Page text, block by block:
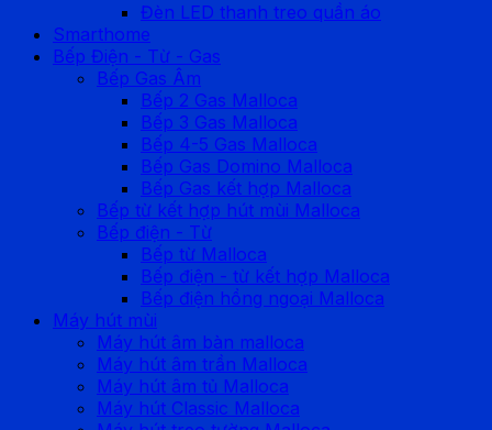
Đèn LED thanh treo quần áo
Smarthome
Bếp Điện - Từ - Gas
Bếp Gas Âm
Bếp 2 Gas Malloca
Bếp 3 Gas Malloca
Bếp 4-5 Gas Malloca
Bếp Gas Domino Malloca
Bếp Gas kết hợp Malloca
Bếp từ kết hợp hút mùi Malloca
Bếp điện - Từ
Bếp từ Malloca
Bếp điện - từ kết hợp Malloca
Bếp điện hồng ngoại Malloca
Máy hút mùi
Máy hút âm bàn malloca
Máy hút âm trần Malloca
Máy hút âm tủ Malloca
Máy hút Classic Malloca